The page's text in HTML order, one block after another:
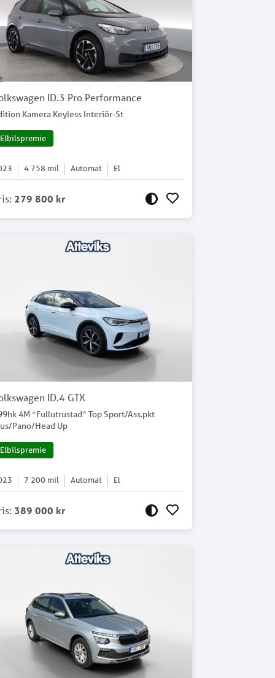
ID.3 Pro Performance
Kamera Keyless Interiör-St
Elbilspremie
4 758 mil Automat El
: 279 800 kr
ID.4 GTX
4M *Fullutrustad* Top Sport/Ass.pkt
Pano/Head Up
Elbilspremie
7 200mil Automat El
: 389 000 kr